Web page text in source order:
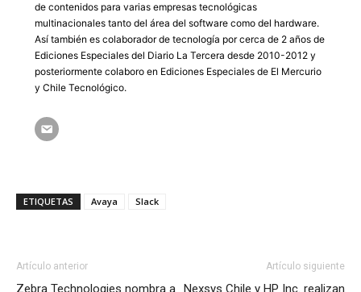
de contenidos para varias empresas tecnológicas
multinacionales tanto del área del software como del hardware.
Así también es colaborador de tecnología por cerca de 2 años de
Ediciones Especiales del Diario La Tercera desde 2010-2012 y
posteriormente colaboro en Ediciones Especiales de El Mercurio
y Chile Tecnológico.
ETIQUETAS Avaya Slack
Artículo anterior
Zebra Technologies nombra a
Artículo siguiente
Nexsys Chile y HP Inc. realizan